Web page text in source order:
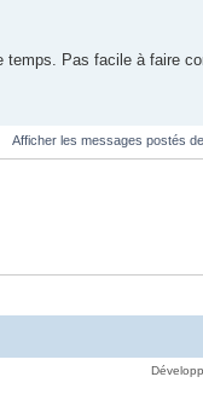
Pas facile à faire
Afficher les messages postés